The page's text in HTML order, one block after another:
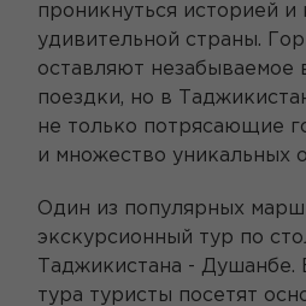
проникнуться историей и
удивительной страны.
оставляют незабываемое
поездки, но в
не только потрясающие
и множество уникальных
Один из популярных
экскурсионный тур по
Таджикистана - Душанбе.
тура туристы посетят